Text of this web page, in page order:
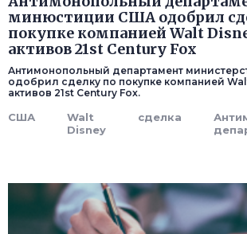
минюстиции США одобрил
покупке компанией Walt
активов 21st Century Fox
Антимонопольный департамент
одобрил сделку по покупке компанией
активов 21st Century Fox.
США
Walt
Disney
сделка